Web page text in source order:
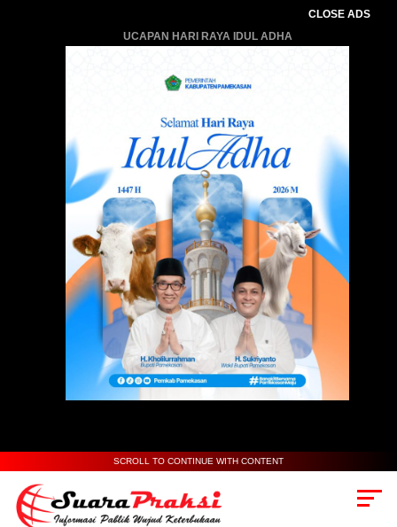
CLOSE ADS
UCAPAN HARI RAYA IDUL ADHA
SCROLL TO CONTINUE WITH CONTENT